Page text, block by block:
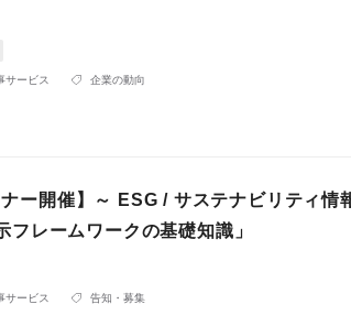
サービス 企業の動向
ー開催】～ ESG / サステナビリティ情
レームワークの基礎知識」
サービス 告知・募集